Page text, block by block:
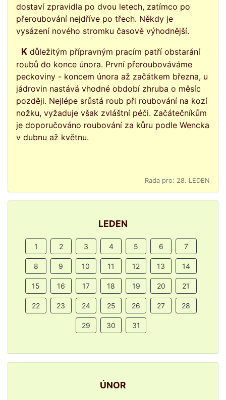
dostaví zpravidla po dvou letech, zatímco po
přeroubování nejdříve po třech. Někdy je
vysázení nového stromku časově výhodnější.
K důležitým přípravným pracím patří obstarání
roubů do konce února. První přeroubováváme
peckoviny - koncem února až začátkem března, u
jádrovin nastává vhodné období zhruba o měsíc
později. Nejlépe srůstá roub při roubování na kozí
nožku, vyžaduje však zvláštní péči. Začátečníkům
je doporučováno roubování za kůru podle Wencka
v dubnu až květnu.
Rada pro: 28. LEDEN
LEDEN
1 2 3 4 5 6 7
8 9 10 11 12 13 14
15 16 17 18 19 20 21
22 23 24 25 26 27 28
29 30 31
ÚNOR